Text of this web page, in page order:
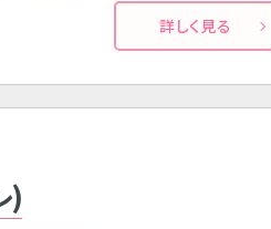
詳しく見る
)